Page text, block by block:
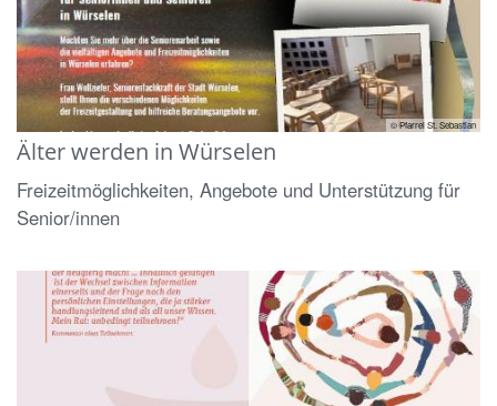
© Pfarrei St. Sebastian
Älter werden in Würselen
Freizeitmöglichkeiten, Angebote und Unterstützung für
Senior/innen